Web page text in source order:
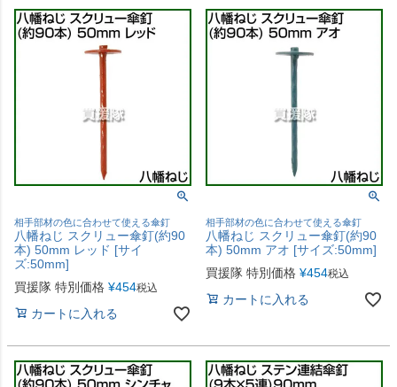
相手部材の色に合わせて使える傘釘
八幡ねじ スクリュー傘釘(約90
本) 50mm レッド [サイ
ズ:50mm]
買援隊 特別価格 ¥454税込
カートに入れる
相手部材の色に合わせて使える傘釘
八幡ねじ スクリュー傘釘(約90
本) 50mm アオ [サイズ:50mm]
買援隊 特別価格 ¥454税込
カートに入れる